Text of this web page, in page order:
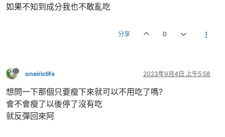
如果不知到成分我也不敢亂吃
分享 0
oneiriclife 2023年9月4日 上午5:58
想問一下那個只要瘦下來就可以不用吃了嗎?
會不會瘦了以後停了沒有吃
就反彈回來阿